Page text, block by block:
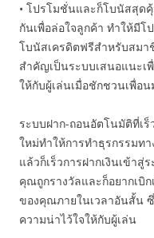
• โปรโมชั่นและก็โบนัสสุด
กันเพื่อล่อใจลูกค้า ทำให้มีโ
โบนัสเครดิตฟรีสำหรับสมา
สำคัญเป็นระบบเสนอแนะ
ให้กับผู้เล่นเมื่อชักชวนเพื่อ
ระบบฝาก-ถอนอัตโนมัติที่เ
ใหม่ทำให้การทำธุรกรรมทา
แล้วก็เร็วการฝากเงินเข้าสู่
คุณถูกรางวัลและก็อยากเบิ
ของคุณภายในเวลาอันสั้น
ความน่าไว้ใจให้กับผู้เล่น